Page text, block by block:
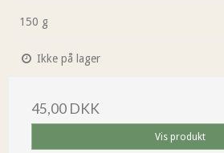
150 g
Ikke på lager
45,00 DKK
Vis produkt